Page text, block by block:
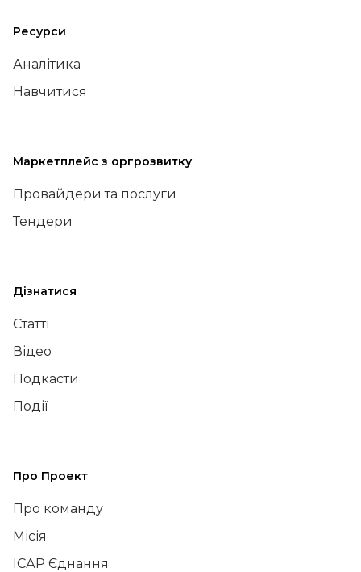
Ресурси
Аналітика
Навчитися
Маркетплейс з оргрозвитку
Провайдери та послуги
Тендери
Дізнатися
Статті
Відео
Подкасти
Події
Про Проект
Про команду
Місія
ІСАР Єднання